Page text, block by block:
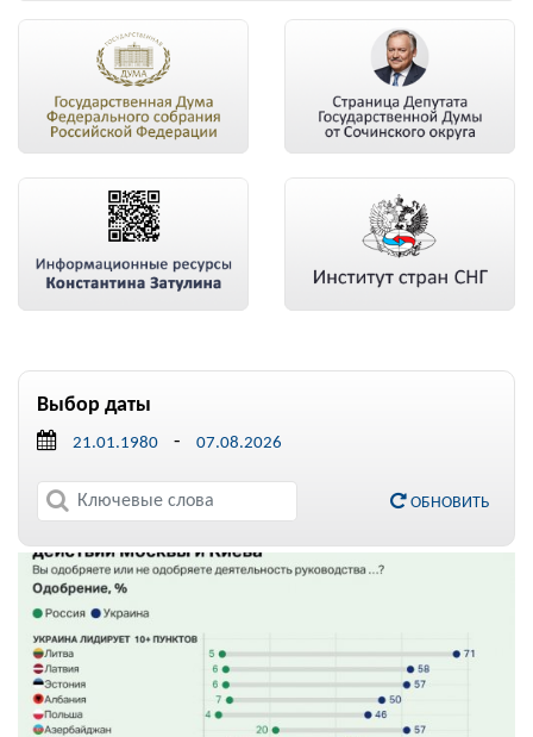
Выбор даты
-
ОБНОВИТЬ